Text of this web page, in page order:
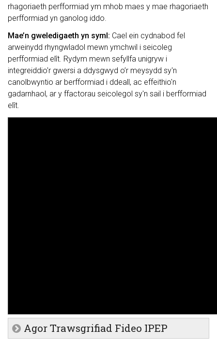
rhagoriaeth perfformiad ym mhob maes y mae rhagoriaeth
perfformiad yn ganolog iddo.
Mae’n gweledigaeth yn syml: Cael ein cydnabod fel
arweinydd rhyngwladol mewn ymchwil i seicoleg
perfformiad elît. Rydym mewn sefyllfa unigryw i
integreiddio'r gwersi a ddysgwyd o’r meysydd sy'n
canolbwyntio ar berfformiad i ddeall, ac effeithio'n
gadarnhaol, ar y ffactorau seicolegol sy'n sail i berfformiad
elît.
Agor Trawsgrifiad Fideo IPEP